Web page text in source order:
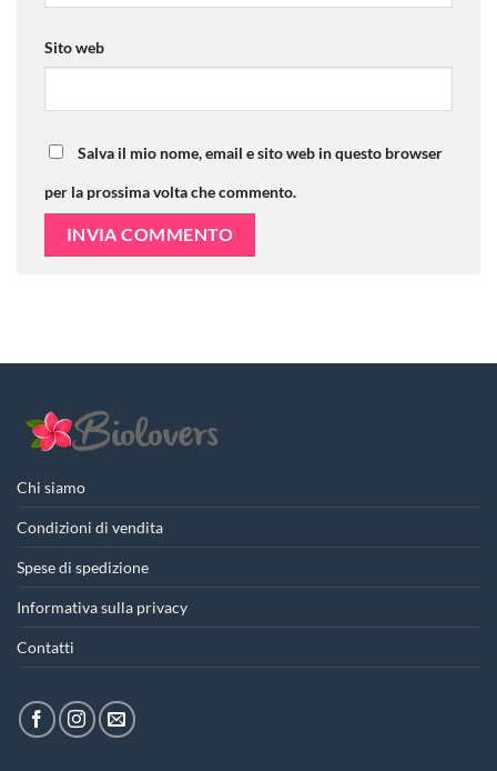
Sito web
Salva il mio nome, email e sito web in questo browser
per la prossima volta che commento.
Chi siamo
Condizioni di vendita
Spese di spedizione
Informativa sulla privacy
Contatti